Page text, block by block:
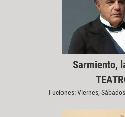
Sarmiento,
Fuciones: Viernes,